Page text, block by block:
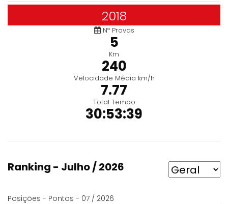
2018
Nº Provas
5
Km
240
Velocidade Média km/h
7.77
Total Tempo
30:53:39
Ranking - Julho / 2026
Posições - Pontos - 07 / 2026